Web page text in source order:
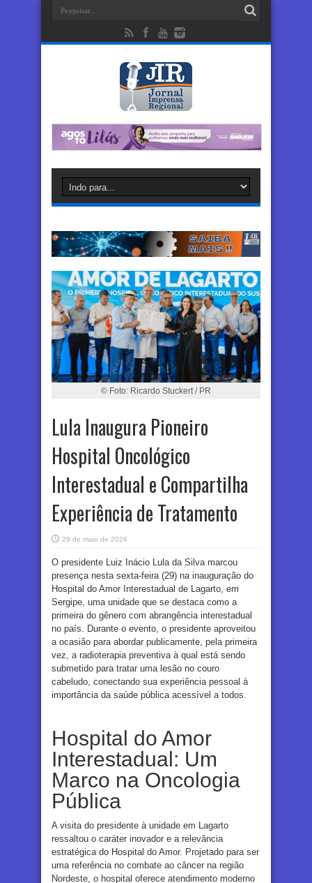
© Foto: Ricardo Stuckert / PR
Lula Inaugura Pioneiro
Hospital Oncológico
Interestadual e Compartilha
Experiência de Tratamento
29 de maio de 2026
O presidente Luiz Inácio Lula da Silva marcou
presença nesta sexta-feira (29) na inauguração do
Hospital do Amor Interestadual de Lagarto, em
Sergipe, uma unidade que se destaca como a
primeira do gênero com abrangência interestadual
no país. Durante o evento, o presidente aproveitou
a ocasião para abordar publicamente, pela primeira
vez, a radioterapia preventiva à qual está sendo
submetido para tratar uma lesão no couro
cabeludo, conectando sua experiência pessoal à
importância da saúde pública acessível a todos.
Hospital do Amor
Interestadual: Um
Marco na Oncologia
Pública
A visita do presidente à unidade em Lagarto
ressaltou o caráter inovador e a relevância
estratégica do Hospital do Amor. Projetado para ser
uma referência no combate ao câncer na região
Nordeste, o hospital oferece atendimento moderno